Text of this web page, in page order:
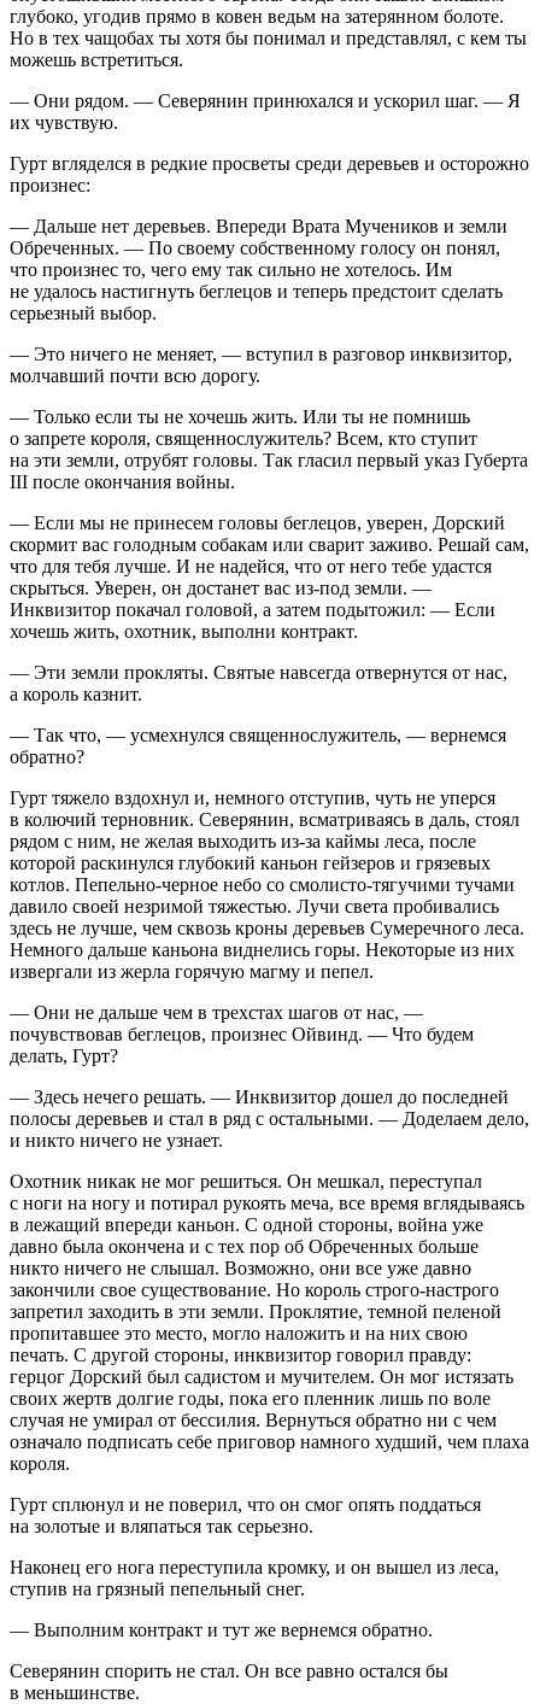
глубоко, угодив прямо в ковен ведьм на затерянном болоте.
Но в тех чащобах ты хотя бы понимал и представлял, с кем ты
можешь встретиться.
— Они рядом. — Северянин принюхался и ускорил шаг. — Я
их чувствую.
Гурт вгляделся в редкие просветы среди деревьев и осторожно
произнес:
— Дальше нет деревьев. Впереди Врата Мучеников и земли
Обреченных. — По своему собственному голосу он понял,
что произнес то, чего ему так сильно не хотелось. Им
не удалось настигнуть беглецов и теперь предстоит сделать
серьезный выбор.
— Это ничего не меняет, — вступил в разговор инквизитор,
молчавший почти всю дорогу.
— Только если ты не хочешь жить. Или ты не помнишь
о запрете короля, священнослужитель? Всем, кто ступит
на эти земли, отрубят головы. Так гласил первый указ Губерта
III после окончания войны.
— Если мы не принесем головы беглецов, уверен, Дорский
скормит вас голодным собакам или сварит заживо. Решай сам,
что для тебя лучше. И не надейся, что от него тебе удастся
скрыться. Уверен, он достанет вас из-под земли. —
Инквизитор покачал головой, а затем подытожил: — Если
хочешь жить, охотник, выполни контракт.
— Эти земли прокляты. Святые навсегда отвернутся от нас,
а король казнит.
— Так что, — усмехнулся священнослужитель, — вернемся
обратно?
Гурт тяжело вздохнул и, немного отступив, чуть не уперся
в колючий терновник. Северянин, всматриваясь в даль, стоял
рядом с ним, не желая выходить из-за каймы леса, после
которой раскинулся глубокий каньон гейзеров и грязевых
котлов. Пепельно-черное небо со смолисто-тягучими тучами
давило своей незримой тяжестью. Лучи света пробивались
здесь не лучше, чем сквозь кроны деревьев Сумеречного леса.
Немного дальше каньона виднелись горы. Некоторые из них
извергали из жерла горячую магму и пепел.
— Они не дальше чем в трехстах шагов от нас, —
почувствовав беглецов, произнес Ойвинд. — Что будем
делать, Гурт?
— Здесь нечего решать. — Инквизитор дошел до последней
полосы деревьев и стал в ряд с остальными. — Доделаем дело,
и никто ничего не узнает.
Охотник никак не мог решиться. Он мешкал, переступал
с ноги на ногу и потирал рукоять меча, все время вглядываясь
в лежащий впереди каньон. С одной стороны, война уже
давно была окончена и с тех пор об Обреченных больше
никто ничего не слышал. Возможно, они все уже давно
закончили свое существование. Но король строго-настрого
запретил заходить в эти земли. Проклятие, темной пеленой
пропитавшее это место, могло наложить и на них свою
печать. С другой стороны, инквизитор говорил правду:
герцог Дорский был садистом и мучителем. Он мог истязать
своих жертв долгие годы, пока его пленник лишь по воле
случая не умирал от бессилия. Вернуться обратно ни с чем
означало подписать себе приговор намного худший, чем плаха
короля.
Гурт сплюнул и не поверил, что он смог опять поддаться
на золотые и вляпаться так серьезно.
Наконец его нога переступила кромку, и он вышел из леса,
ступив на грязный пепельный снег.
— Выполним контракт и тут же вернемся обратно.
Северянин спорить не стал. Он все равно остался бы
в меньшинстве.